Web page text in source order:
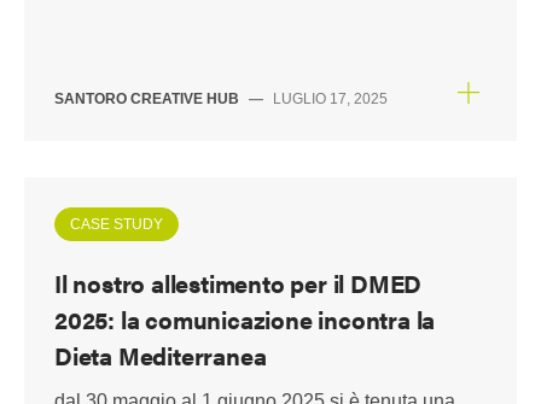
SANTORO CREATIVE HUB — LUGLIO 17, 2025
CASE STUDY
Il nostro allestimento per il DMED
2025: la comunicazione incontra la
Dieta Mediterranea